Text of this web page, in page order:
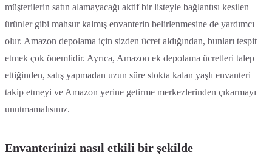
müşterilerin satın alamayacağı aktif bir listeyle bağlantısı kesilen
ürünler gibi mahsur kalmış envanterin belirlenmesine de yardımcı
olur. Amazon depolama için sizden ücret aldığından, bunları tespit
etmek çok önemlidir. Ayrıca, Amazon ek depolama ücretleri talep
ettiğinden, satış yapmadan uzun süre stokta kalan yaşlı envanteri
takip etmeyi ve Amazon yerine getirme merkezlerinden çıkarmayı
unutmamalısınız.
Envanterinizi nasıl etkili bir şekilde